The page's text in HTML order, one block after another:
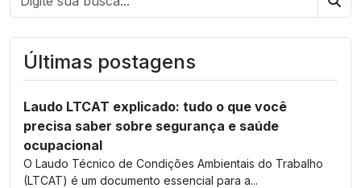
Últimas postagens
Laudo LTCAT explicado: tudo o que você
precisa saber sobre segurança e saúde
ocupacional
O Laudo Técnico de Condições Ambientais do Trabalho
(LTCAT) é um documento essencial para a...